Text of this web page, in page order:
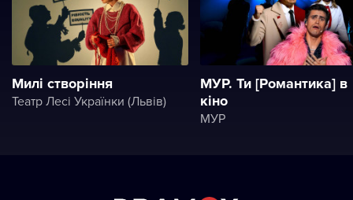
Милі створіння
Театр Лесі Українки (Львів)
МУР. Ти [Романтика] в
кіно
МУР